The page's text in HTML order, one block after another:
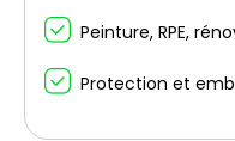
Peinture, RPE,
Protection et